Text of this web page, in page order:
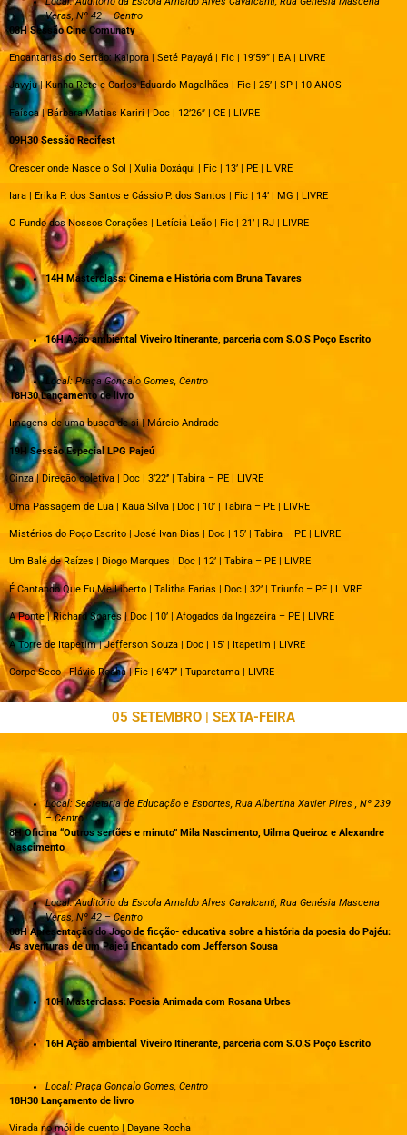
Veras, Nº 42 – Centro
08H Sessão Cine Comunaty
Encantarias do Sertão: Kaipora | Seté Payayá | Fic | 19’59” | BA | LIVRE
Javyju | Kunha Rete e Carlos Eduardo Magalhães | Fic | 25’ | SP | 10 ANOS
Faísca | Bárbara Matias Kariri | Doc | 12’26” | CE | LIVRE
09H30 Sessão Recifest
Crescer onde Nasce o Sol | Xulia Doxáqui | Fic | 13’ | PE | LIVRE
Iara | Erika P. dos Santos e Cássio P. dos Santos | Fic | 14’ | MG | LIVRE
O Fundo dos Nossos Corações | Letícia Leão | Fic | 21’ | RJ | LIVRE
14H Masterclass: Cinema e História com Bruna Tavares
16H Ação ambiental Viveiro Itinerante, parceria com S.O.S Poço Escrito
Local: Praça Gonçalo Gomes, Centro
18H30 Lançamento de livro
Imagens de uma busca de si | Márcio Andrade
19H Sessão Especial LPG Pajeú
Cinza | Direçāo coletiva | Doc | 3’22’’ | Tabira – PE | LIVRE
Uma Passagem de Lua | Kauā Silva | Doc | 10’ | Tabira – PE | LIVRE
Mistérios do Poço Escrito | José Ivan Dias | Doc | 15’ | Tabira – PE | LIVRE
Um Balé de Raízes | Diogo Marques | Doc | 12’ | Tabira – PE | LIVRE
É Cantando Que Eu Me Liberto | Talitha Farias | Doc | 32’ | Triunfo – PE | LIVRE
A Ponte | Richard Soares | Doc | 10’ | Afogados da Ingazeira – PE | LIVRE
A Torre de Itapetim | Jefferson Souza | Doc | 15’ | Itapetim | LIVRE
Corpo Seco | Flávio Rocha | Fic | 6’47’’ | Tuparetama | LIVRE
05 SETEMBRO | SEXTA-FEIRA
Local: Secretaria de Educação e Esportes, Rua Albertina Xavier Pires , Nº 239
– Centro
8H Oficina “Outros sertões e minuto” Mila Nascimento, Uilma Queiroz e Alexandre
Nascimento
Local: Auditório da Escola Arnaldo Alves Cavalcanti, Rua Genésia Mascena
Veras, Nº 42 – Centro
08H Apresentação do Jogo de ficção- educativa sobre a história da poesia do Pajéu:
As aventuras de um Pajeú Encantado com Jefferson Sousa
10H Masterclass: Poesia Animada com Rosana Urbes
16H Ação ambiental Viveiro Itinerante, parceria com S.O.S Poço Escrito
Local: Praça Gonçalo Gomes, Centro
18H30 Lançamento de livro
Virada no mói de cuento | Dayane Rocha